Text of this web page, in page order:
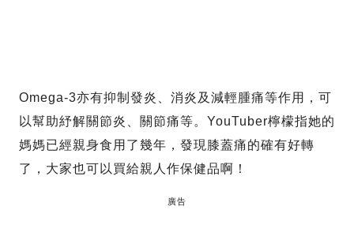
Omega-3亦有抑制發炎、消炎及減輕腫痛等作用，可
以幫助紓解關節炎、關節痛等。YouTuber檸檬指她的
媽媽已經親身食用了幾年，發現膝蓋痛的確有好轉
了，大家也可以買給親人作保健品啊！
廣告